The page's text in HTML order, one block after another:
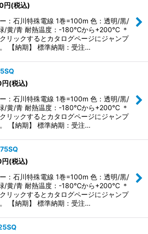
円(税込)
：石川特殊電線 1巻=100m 色：透明/黒/
/黄/青 耐熱温度：-180℃から+200℃ ＊
リックするとカタログページにジャンプ
【納期】 標準納期：受注…
円(税込)
：石川特殊電線 1巻=100m 色：透明/黒/
/黄/青 耐熱温度：-180℃から+200℃ ＊
リックするとカタログページにジャンプ
【納期】 標準納期：受注…
円(税込)
：石川特殊電線 1巻=100m 色：透明/黒/
/黄/青 耐熱温度：-180℃から+200℃ ＊
リックするとカタログページにジャンプ
【納期】 標準納期：受注…